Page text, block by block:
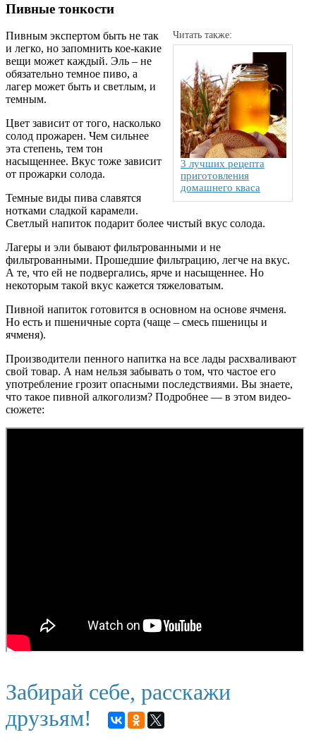
Пивные тонкости
Читать также:
3 лучших рецепта
приготовления
домашнего кваса
Пивным экспертом быть не так
и легко, но запомнить кое-какие
вещи может каждый. Эль – не
обязательно темное пиво, а
лагер может быть и светлым, и
темным.
Цвет зависит от того, насколько
солод прожарен. Чем сильнее
эта степень, тем тон
насыщеннее. Вкус тоже зависит
от прожарки солода.
Темные виды пива славятся
нотками сладкой карамели.
Светлый напиток подарит более чистый вкус солода.
Лагеры и эли бывают фильтрованными и не
фильтрованными. Прошедшие фильтрацию, легче на вкус.
А те, что ей не подвергались, ярче и насыщеннее. Но
некоторым такой вкус кажется тяжеловатым.
Пивной напиток готовится в основном на основе ячменя.
Но есть и пшеничные сорта (чаще – смесь пшеницы и
ячменя).
Производители пенного напитка на все лады расхваливают
свой товар. А нам нельзя забывать о том, что частое его
употребление грозит опасными последствиями. Вы знаете,
что такое пивной алкоголизм? Подробнее — в этом видео-
сюжете:
Забирай себе, расскажи
друзьям!